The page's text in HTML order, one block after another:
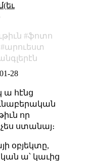
ֆոտո
արուեստ
28
ա հէնց
որ
ստանայ։
օբյեկտը,
ա՝ կաւից